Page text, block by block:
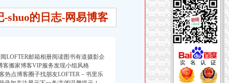
shuo的日志-网易博客
LOFTER邮箱相册阅读图书有道摄影企
客搬家博客VIP服务发现小组风格
热点博客圈子找朋友LOFTER－书里乐